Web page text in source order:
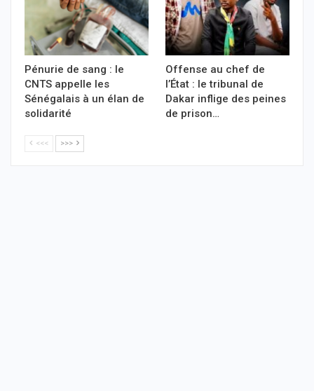
Pénurie de sang : le
CNTS appelle les
Sénégalais à un élan de
solidarité
Offense au chef de
l’État : le tribunal de
Dakar inflige des peines
de prison…
<<< >>>